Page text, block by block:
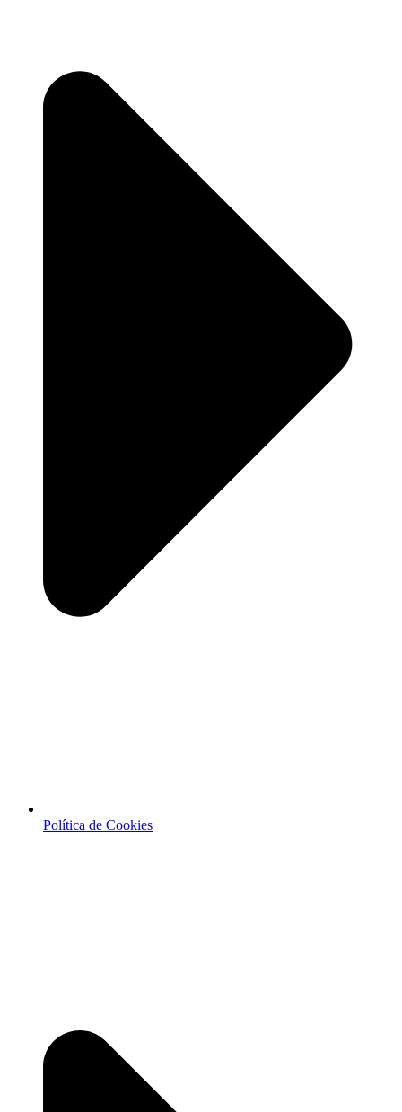
Política de Cookies